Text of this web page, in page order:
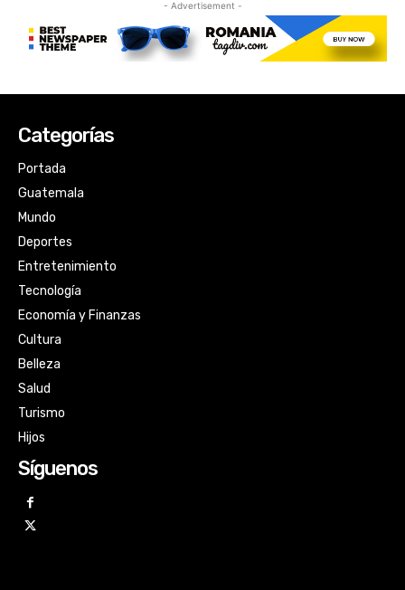
Categorías
Portada
Guatemala
Mundo
Deportes
Entretenimiento
Tecnología
Economía y Finanzas
Cultura
Belleza
Salud
Turismo
Hijos
Síguenos